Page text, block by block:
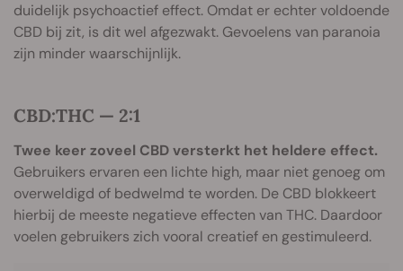
duidelijk psychoactief effect. Omdat er echter voldoende
CBD bij zit, is dit wel afgezwakt. Gevoelens van paranoia
zijn minder waarschijnlijk.
CBD:THC — 2:1
Twee keer zoveel CBD versterkt het heldere effect.
Gebruikers ervaren een lichte high, maar niet genoeg om
overweldigd of bedwelmd te worden. De CBD blokkeert
hierbij de meeste negatieve effecten van THC. Daardoor
voelen gebruikers zich vooral creatief en gestimuleerd.